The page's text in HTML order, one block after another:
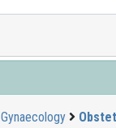
Gynaecology